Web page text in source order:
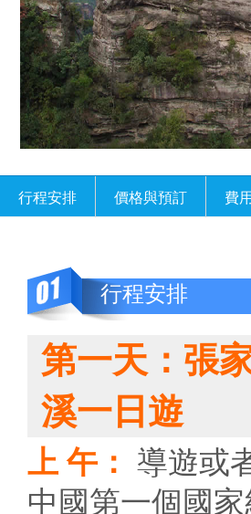
行程安排 價格與預訂 費
行程安排
第一天：張
溪一日遊
上 午： 導遊或
中國第一個國